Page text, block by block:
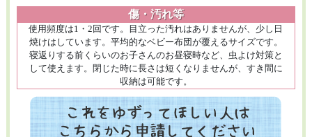
傷・汚れ等
使用頻度は1・2回です。目立った汚れはありませんが、少し日
焼けはしています。平均的なベビー布団が覆えるサイズです。
寝返りする前くらいのお子さんのお昼寝時など、虫よけ対策と
して使えます。閉じた時に長さは短くなりませんが、すき間に
収納は可能です。